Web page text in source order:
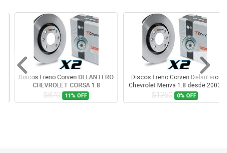
Discos Freno Corven Delantero
Chevrolet Meriva 1.8 desde 2003
$1260 0%OFF
Discos Freno Corven Delantero
Chevrolet Montana 1.4 1.8 8v
$870 11%OFF